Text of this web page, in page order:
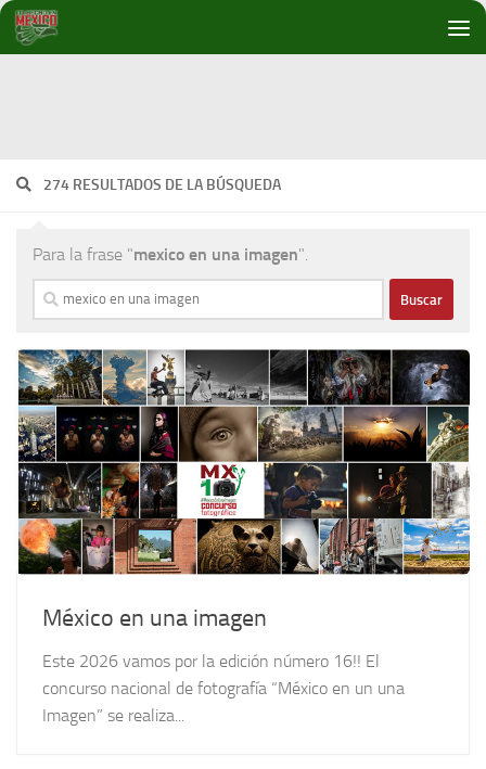
Debajo del contenido
274 RESULTADOS DE LA BÚSQUEDA
Para la frase "mexico en una imagen".
Buscar:
México en una imagen
Este 2026 vamos por la edición número 16!! El
concurso nacional de fotografía “México en un una
Imagen” se realiza...